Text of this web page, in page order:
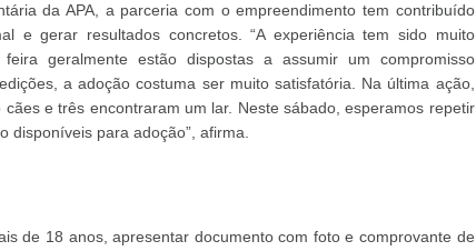
da APA, a parceria com o empreendimento tem contribuído
e gerar resultados concretos. “A experiência tem sido muito
geralmente estão dispostas a assumir um compromisso
a adoção costuma ser muito satisfatória. Na última ação,
e três encontraram um lar. Neste sábado, esperamos repetir
disponíveis para adoção”, afirma.
de 18 anos, apresentar documento com foto e comprovante de